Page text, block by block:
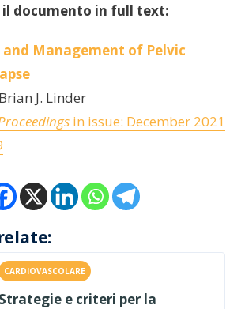
il documento in full text:
Management of Pelvic
J. Linder
in issue: December 2021
CARDIOVASCOLARE
Strategie e criteri per la